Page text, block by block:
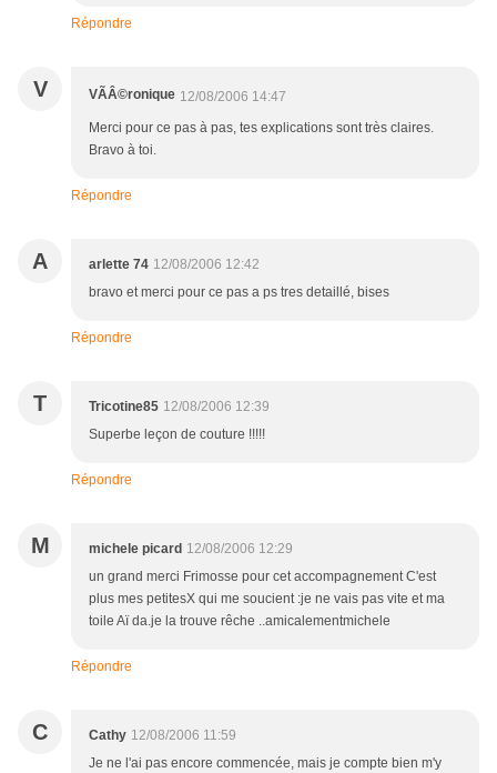
Répondre
V VÃÂ©ronique 12/08/2006 14:47
Merci pour ce pas à pas, tes explications sont très claires.
Bravo à toi.
Répondre
A arlette 74 12/08/2006 12:42
bravo et merci pour ce pas a ps tres detaillé, bises
Répondre
T Tricotine85 12/08/2006 12:39
Superbe leçon de couture !!!!!
Répondre
M michele picard 12/08/2006 12:29
un grand merci Frimosse pour cet accompagnement C'est
plus mes petitesX qui me soucient :je ne vais pas vite et ma
toile Aï da.je la trouve rêche ..amicalementmichele
Répondre
C Cathy 12/08/2006 11:59
Je ne l'ai pas encore commencée, mais je compte bien m'y